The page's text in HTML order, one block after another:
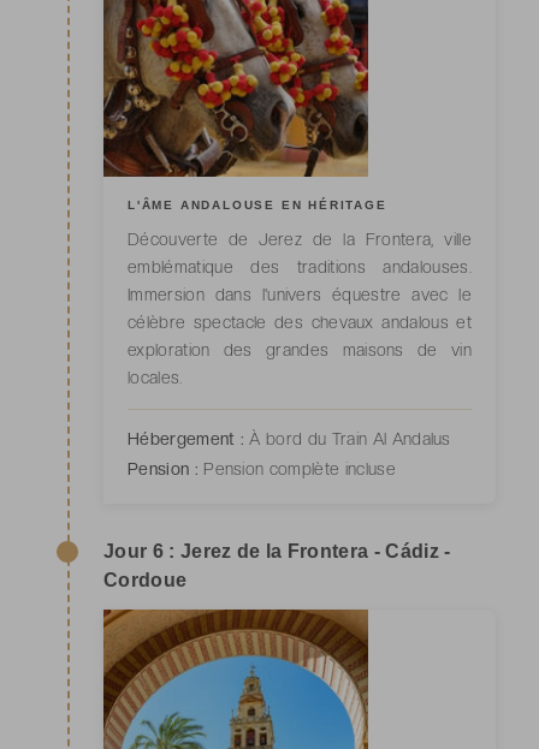
L'ÂME ANDALOUSE EN HÉRITAGE
Découverte de Jerez de la Frontera, ville
emblématique des traditions andalouses.
Immersion dans l'univers équestre avec le
célèbre spectacle des chevaux andalous et
exploration des grandes maisons de vin
locales.
Hébergement : À bord du Train Al Andalus
Pension : Pension complète incluse
Jour 6 : Jerez de la Frontera - Cádiz -
Cordoue